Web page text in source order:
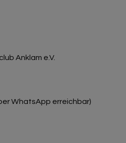
Anklam e.V.
WhatsApp erreichbar)